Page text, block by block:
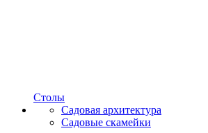
Столы
Садовая архитектура
Садовые скамейки